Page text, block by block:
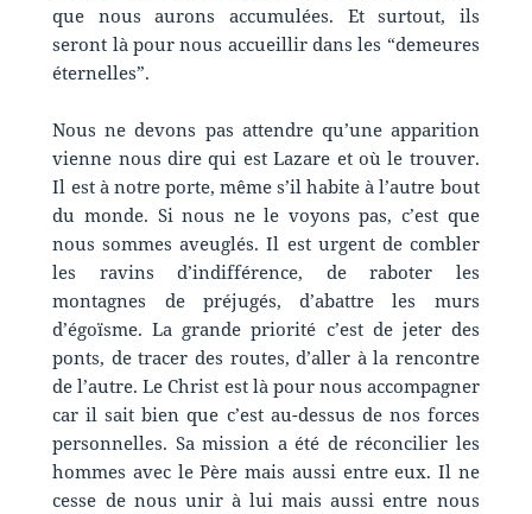
que nous aurons accumulées. Et surtout, ils
seront là pour nous accueillir dans les “demeures
éternelles”.
Nous ne devons pas attendre qu’une apparition
vienne nous dire qui est Lazare et où le trouver.
Il est à notre porte, même s’il habite à l’autre bout
du monde. Si nous ne le voyons pas, c’est que
nous sommes aveuglés. Il est urgent de combler
les ravins d’indifférence, de raboter les
montagnes de préjugés, d’abattre les murs
d’égoïsme. La grande priorité c’est de jeter des
ponts, de tracer des routes, d’aller à la rencontre
de l’autre. Le Christ est là pour nous accompagner
car il sait bien que c’est au-dessus de nos forces
personnelles. Sa mission a été de réconcilier les
hommes avec le Père mais aussi entre eux. Il ne
cesse de nous unir à lui mais aussi entre nous